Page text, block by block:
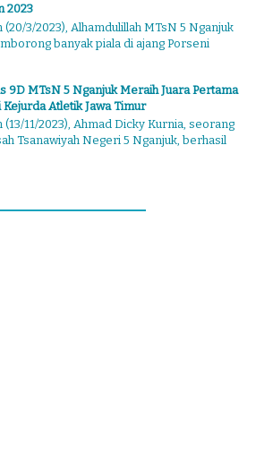
2023
3/2023), Alhamdulillah MTsN 5 Nganjuk
banyak piala di ajang Porseni
9D MTsN 5 Nganjuk Meraih Juara Pertama
Kejurda Atletik Jawa Timur
11/2023), Ahmad Dicky Kurnia, seorang
Tsanawiyah Negeri 5 Nganjuk, berhasil